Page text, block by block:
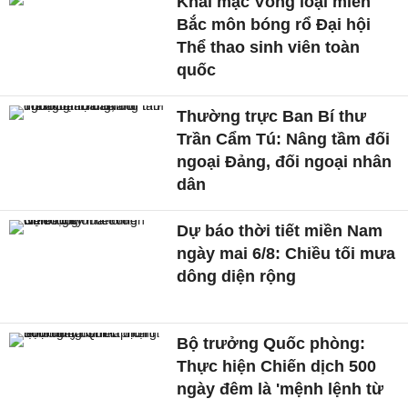
Bắc môn bóng rổ Đại hội
Thể thao sinh viên toàn
quốc
Thường trực Ban Bí thư
Trần Cẩm Tú: Nâng tầm đối
ngoại Đảng, đối ngoại nhân
dân
Dự báo thời tiết miền Nam
ngày mai 6/8: Chiều tối mưa
dông diện rộng
Bộ trưởng Quốc phòng:
Thực hiện Chiến dịch 500
ngày đêm là 'mệnh lệnh từ